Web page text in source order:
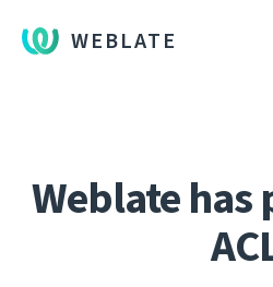
WEBLATE
Weblate has